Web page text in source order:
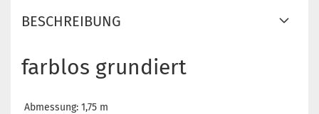
BESCHREIBUNG
farblos grundiert
Abmessung: 1,75 m